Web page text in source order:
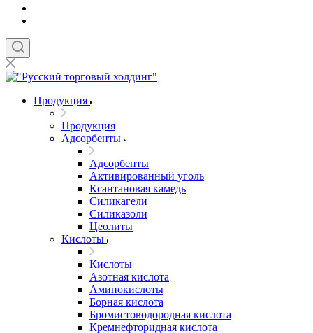
Продукция
Продукция
Адсорбенты
Адсорбенты
Активированный уголь
Ксантановая камедь
Силикагели
Силиказоли
Цеолиты
Кислоты
Кислоты
Азотная кислота
Аминокислоты
Борная кислота
Бромистоводородная кислота
Кремнефторидная кислота